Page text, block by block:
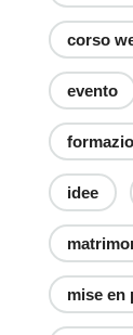
corso
evento
idee
mise en